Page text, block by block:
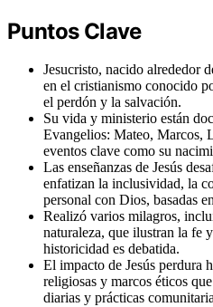
Puntos Clave
Jesucristo, nacido alrededor
en el cristianismo conocido
el perdón y la salvación.
Su vida y ministerio están
Evangelios: Mateo, Marcos,
eventos clave como su
Las enseñanzas de Jesús
enfatizan la inclusividad, la
personal con Dios, basadas
Realizó varios milagros,
naturaleza, que ilustran la fe
historicidad es debatida.
El impacto de Jesús perdura
religiosas y marcos éticos
diarias y prácticas